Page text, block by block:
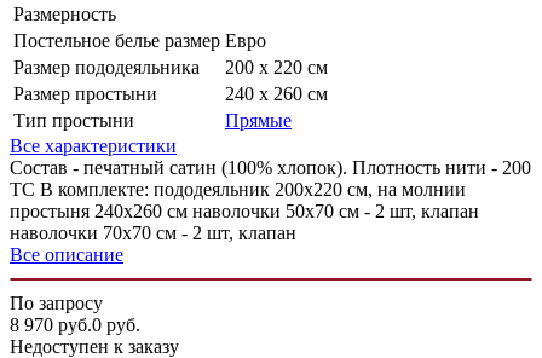
Размерность
Постельное белье размер Евро
Размер пододеяльника
200 х 220 см
Размер простыни
240 х 260 см
Тип простыни
Прямые
Все характеристики
Состав - печатный сатин (100% хлопок). Плотность нити - 200
ТС В комплекте: пододеяльник 200х220 см, на молнии
простыня 240х260 см наволочки 50х70 см - 2 шт, клапан
наволочки 70х70 см - 2 шт, клапан
Все описание
По запросу
8 970 руб.0 руб.
Недоступен к заказу